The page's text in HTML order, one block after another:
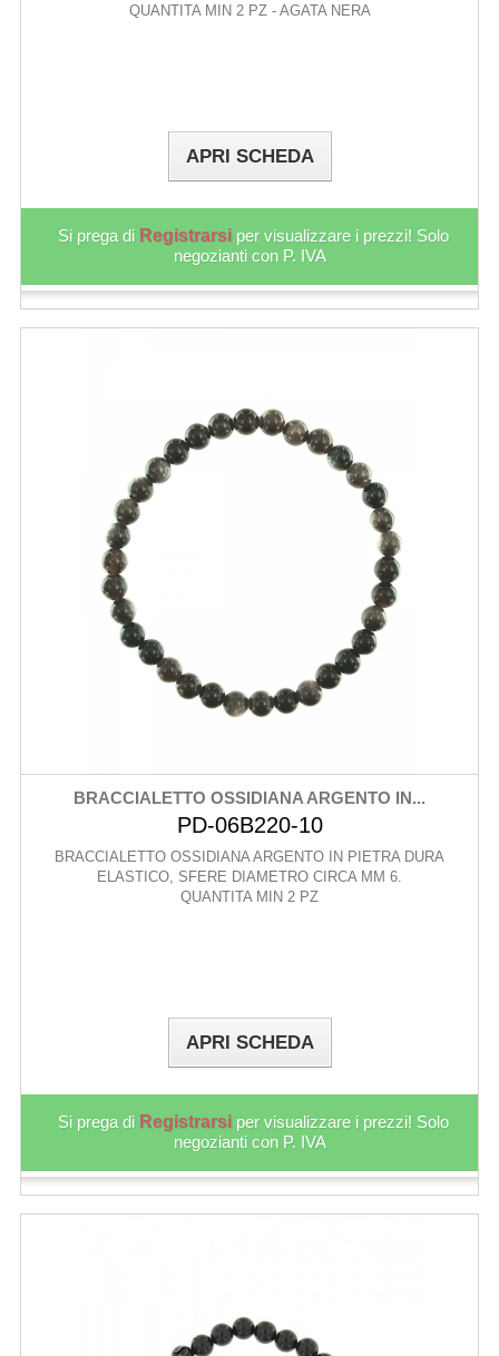
QUANTITA MIN 2 PZ - AGATA NERA
APRI SCHEDA
Si prega di Registrarsi per visualizzare i prezzi! Solo
negozianti con P. IVA
BRACCIALETTO OSSIDIANA ARGENTO IN...
PD-06B220-10
BRACCIALETTO OSSIDIANA ARGENTO IN PIETRA DURA
ELASTICO, SFERE DIAMETRO CIRCA MM 6.
QUANTITA MIN 2 PZ
APRI SCHEDA
Si prega di Registrarsi per visualizzare i prezzi! Solo
negozianti con P. IVA